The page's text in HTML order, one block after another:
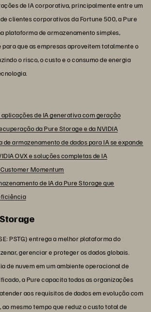
de IA corporativa, principalmente entre um
clientes corporativos da Fortune 500, a Pure
plataforma de armazenamento simples,
que as empresas aproveitem totalmente o
o risco, o custo e o consumo de energia
aplicações de IA generativa com geração
da Pure Storage e da NVIDIA
de armazenamento de dados para IA se expande
OVX e soluções completas de IA
Momentum
de IA da Pure Storage que
PSTG) entrega a melhor plataforma do
gerenciar e proteger os dados globais.
de nuvem em um ambiente operacional de
a Pure capacita todas as organizações
aos requisitos de dados em evolução com
mesmo tempo que reduz o custo total de